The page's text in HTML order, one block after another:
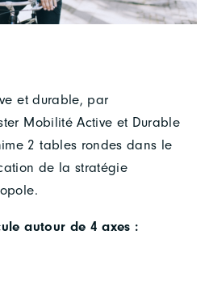
et durable, par
Mobilité Active et Durable
2 tables rondes dans le
de la stratégie
autour de 4 axes :